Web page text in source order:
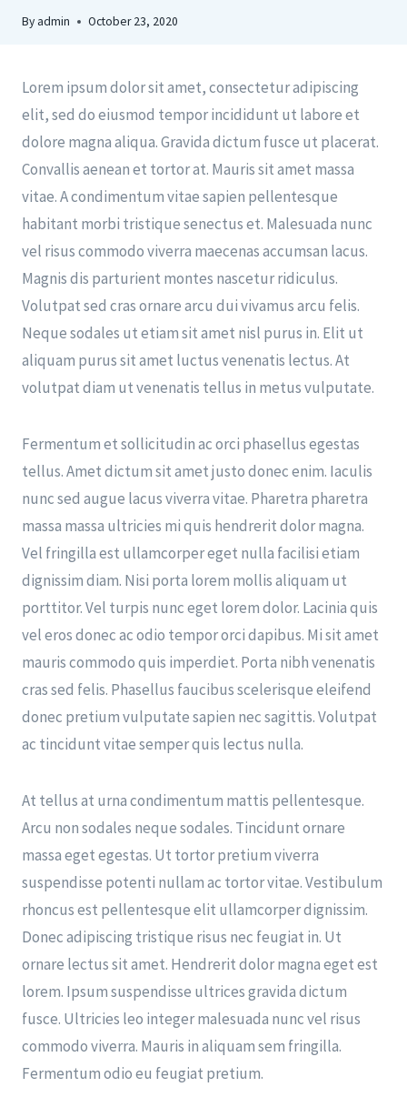
By admin October 23, 2020
Lorem ipsum dolor sit amet, consectetur adipiscing
elit, sed do eiusmod tempor incididunt ut labore et
dolore magna aliqua. Gravida dictum fusce ut placerat.
Convallis aenean et tortor at. Mauris sit amet massa
vitae. A condimentum vitae sapien pellentesque
habitant morbi tristique senectus et. Malesuada nunc
vel risus commodo viverra maecenas accumsan lacus.
Magnis dis parturient montes nascetur ridiculus.
Volutpat sed cras ornare arcu dui vivamus arcu felis.
Neque sodales ut etiam sit amet nisl purus in. Elit ut
aliquam purus sit amet luctus venenatis lectus. At
volutpat diam ut venenatis tellus in metus vulputate.
Fermentum et sollicitudin ac orci phasellus egestas
tellus. Amet dictum sit amet justo donec enim. Iaculis
nunc sed augue lacus viverra vitae. Pharetra pharetra
massa massa ultricies mi quis hendrerit dolor magna.
Vel fringilla est ullamcorper eget nulla facilisi etiam
dignissim diam. Nisi porta lorem mollis aliquam ut
porttitor. Vel turpis nunc eget lorem dolor. Lacinia quis
vel eros donec ac odio tempor orci dapibus. Mi sit amet
mauris commodo quis imperdiet. Porta nibh venenatis
cras sed felis. Phasellus faucibus scelerisque eleifend
donec pretium vulputate sapien nec sagittis. Volutpat
ac tincidunt vitae semper quis lectus nulla.
At tellus at urna condimentum mattis pellentesque.
Arcu non sodales neque sodales. Tincidunt ornare
massa eget egestas. Ut tortor pretium viverra
suspendisse potenti nullam ac tortor vitae. Vestibulum
rhoncus est pellentesque elit ullamcorper dignissim.
Donec adipiscing tristique risus nec feugiat in. Ut
ornare lectus sit amet. Hendrerit dolor magna eget est
lorem. Ipsum suspendisse ultrices gravida dictum
fusce. Ultricies leo integer malesuada nunc vel risus
commodo viverra. Mauris in aliquam sem fringilla.
Fermentum odio eu feugiat pretium.